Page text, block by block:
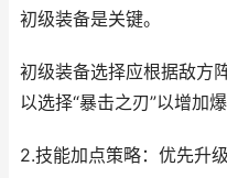
初级装备是关键。
初级装备选择应根据敌方
以选择“暴击之刃”以增加
2.技能加点策略：优先升